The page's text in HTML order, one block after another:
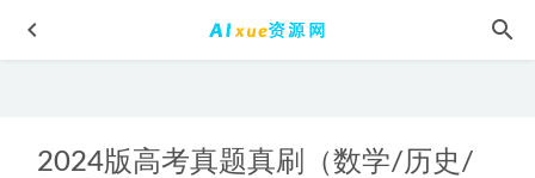
2024版高考真题真刷（数学/历史/